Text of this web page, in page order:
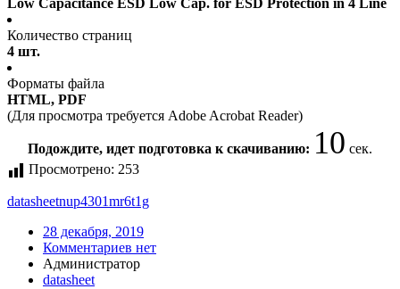
Low Capacitance ESD Low Cap. for ESD Protection in 4 Line
Количество страниц
4 шт.
Форматы файла
HTML, PDF
(Для просмотра требуется Adobe Acrobat Reader)
Подождите, идет подготовка к скачиванию: 10 сек.
Просмотрено: 253
datasheetnup4301mr6t1g
28 декабря, 2019
Комментариев нет
Администратор
datasheet